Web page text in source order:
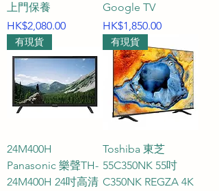
上門保養
價格
HK$2,080.00
Google TV
價格
HK$1,850.00
有現貨
24M400H
Panasonic 樂聲TH-
24M400H 24吋高清
有現貨
Toshiba 東芝
55C350NK 55吋
C350NK REGZA 4K